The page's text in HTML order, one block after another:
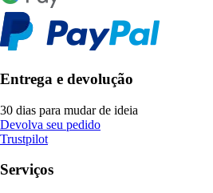
Entrega e devolução
30 dias para mudar de ideia
Devolva seu pedido
Trustpilot
Serviços